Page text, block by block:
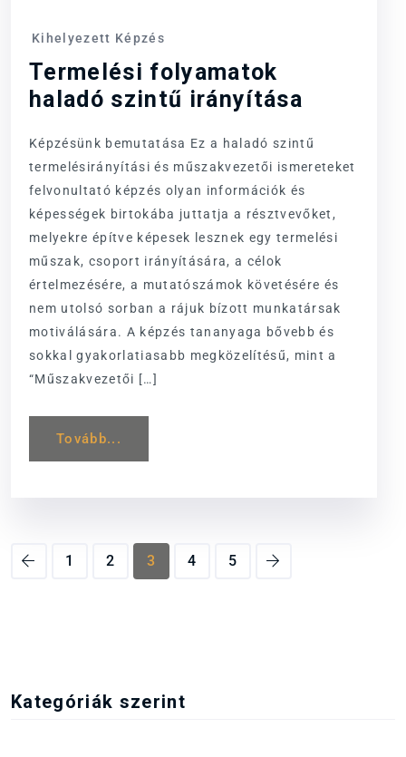
Kihelyezett Képzés
Termelési folyamatok
haladó szintű irányítása
Képzésünk bemutatása Ez a haladó szintű
termelésirányítási és műszakvezetői ismereteket
felvonultató képzés olyan információk és
képességek birtokába juttatja a résztvevőket,
melyekre építve képesek lesznek egy termelési
műszak, csoport irányítására, a célok
értelmezésére, a mutatószámok követésére és
nem utolsó sorban a rájuk bízott munkatársak
motiválására. A képzés tananyaga bővebb és
sokkal gyakorlatiasabb megközelítésű, mint a
“Műszakvezetői […]
Tovább...
1 2 3 4 5
Kategóriák szerint